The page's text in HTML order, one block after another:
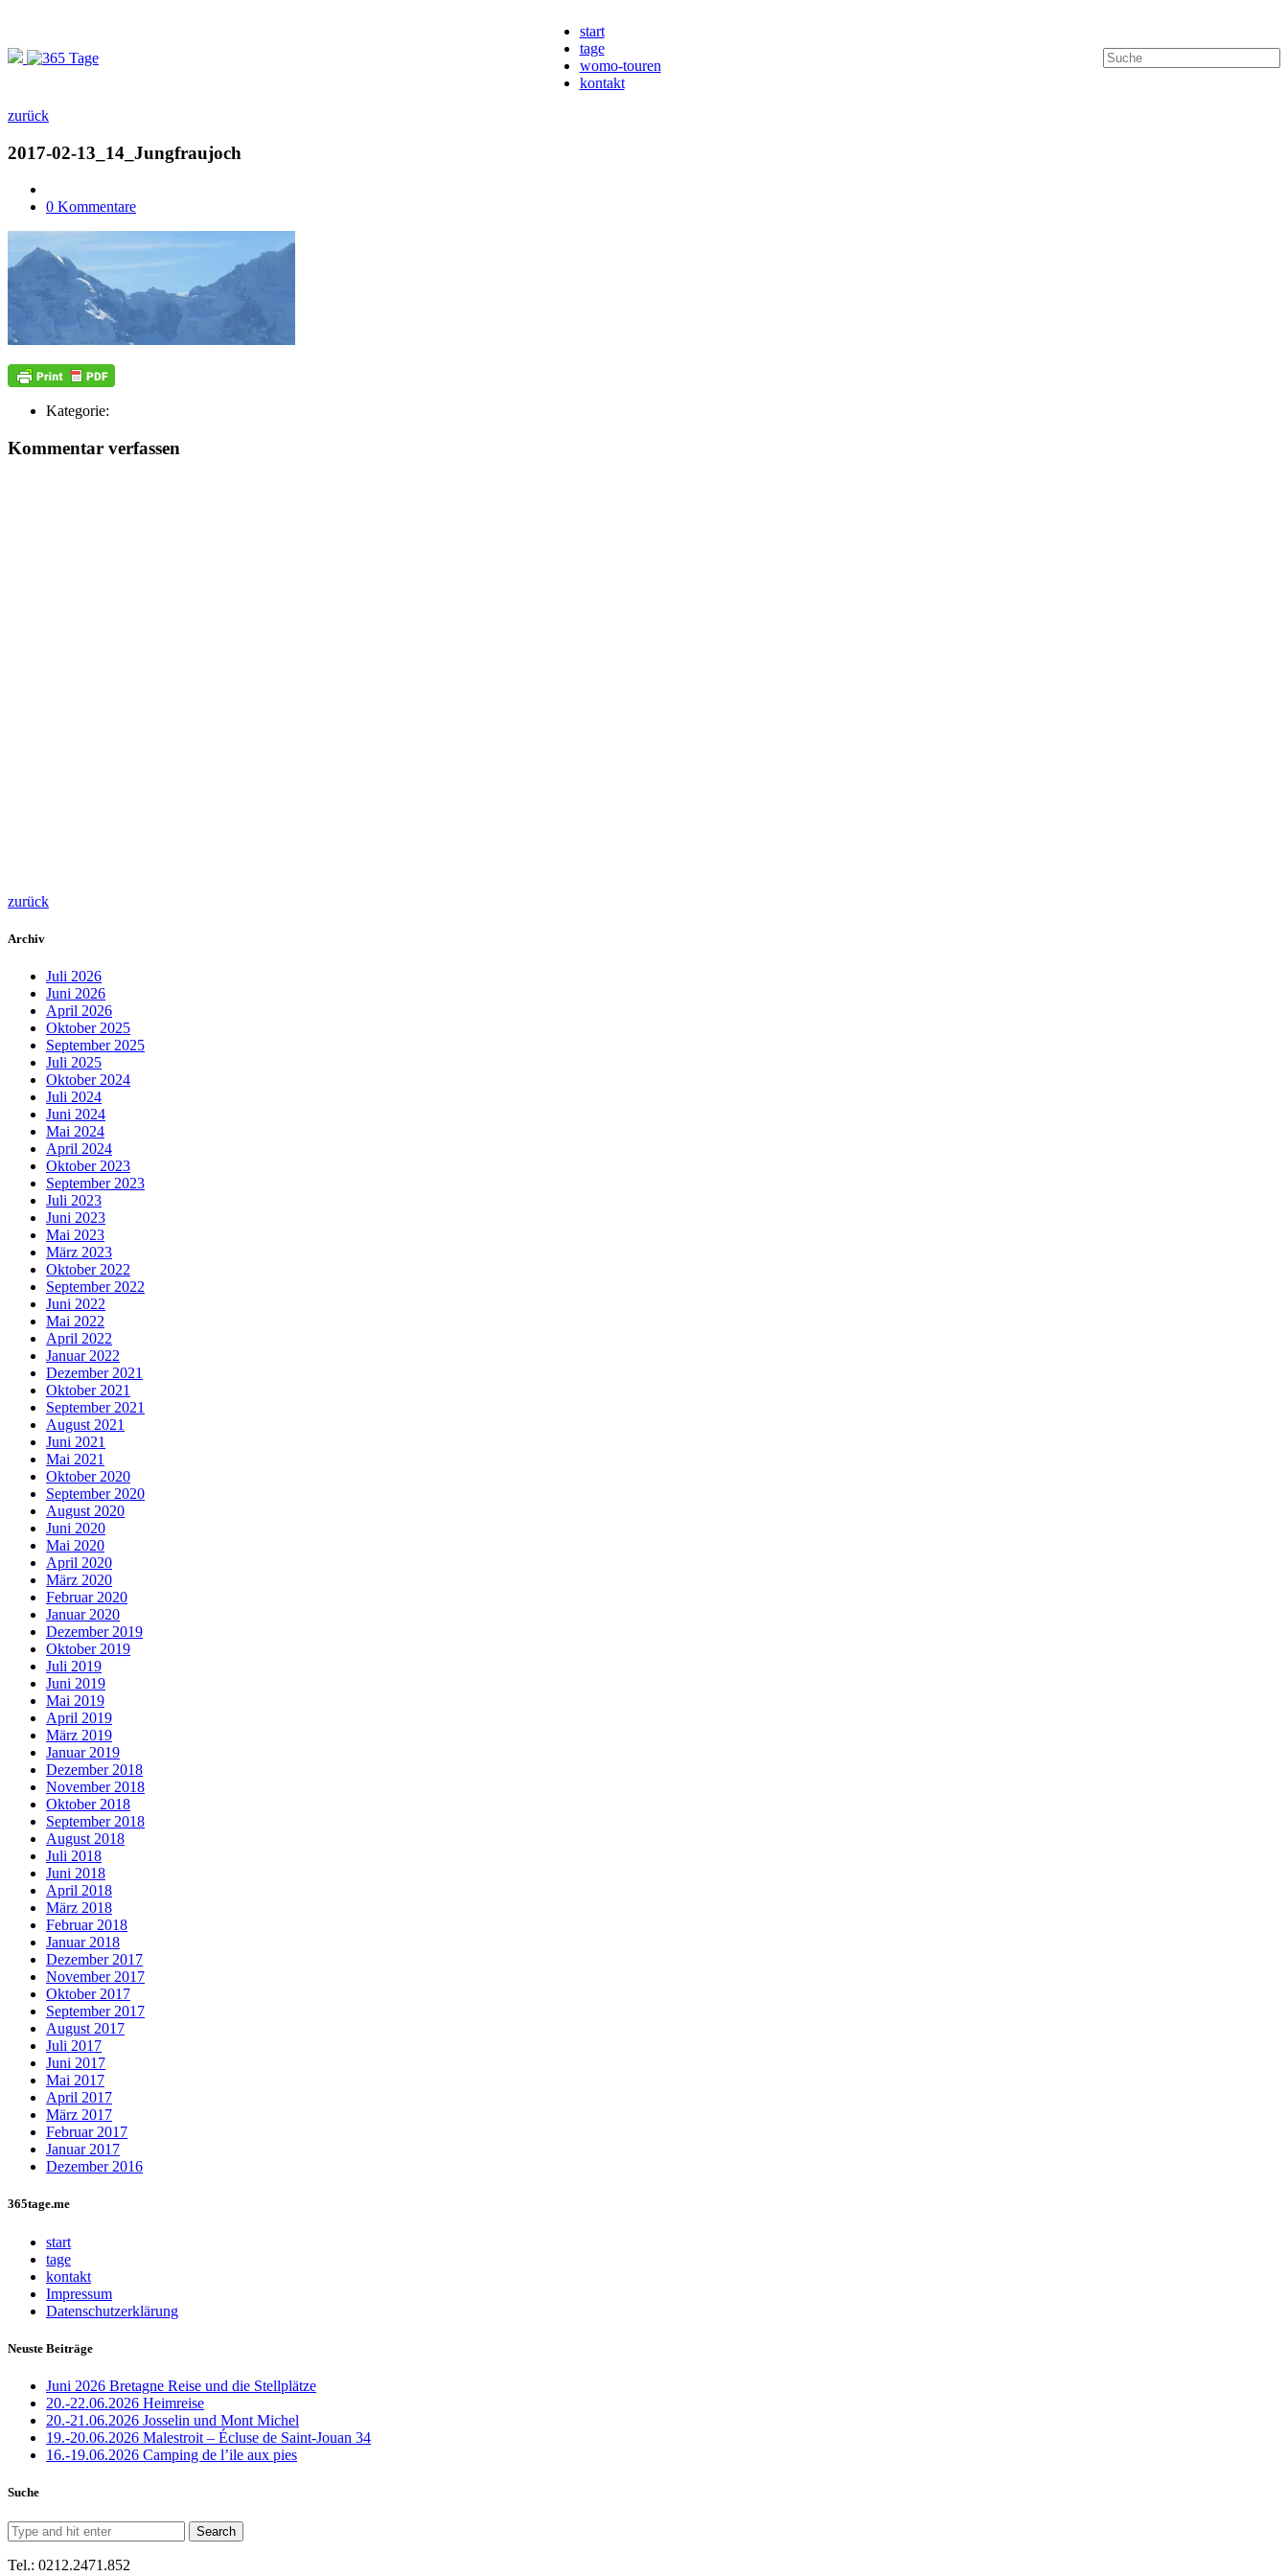
start
tage
womo-touren
kontakt
zurück
2017-02-13_14_Jungfraujoch
0 Kommentare
Kategorie:
Kommentar verfassen
zurück
Archiv
Juli 2026
Juni 2026
April 2026
Oktober 2025
September 2025
Juli 2025
Oktober 2024
Juli 2024
Juni 2024
Mai 2024
April 2024
Oktober 2023
September 2023
Juli 2023
Juni 2023
Mai 2023
März 2023
Oktober 2022
September 2022
Juni 2022
Mai 2022
April 2022
Januar 2022
Dezember 2021
Oktober 2021
September 2021
August 2021
Juni 2021
Mai 2021
Oktober 2020
September 2020
August 2020
Juni 2020
Mai 2020
April 2020
März 2020
Februar 2020
Januar 2020
Dezember 2019
Oktober 2019
Juli 2019
Juni 2019
Mai 2019
April 2019
März 2019
Januar 2019
Dezember 2018
November 2018
Oktober 2018
September 2018
August 2018
Juli 2018
Juni 2018
April 2018
März 2018
Februar 2018
Januar 2018
Dezember 2017
November 2017
Oktober 2017
September 2017
August 2017
Juli 2017
Juni 2017
Mai 2017
April 2017
März 2017
Februar 2017
Januar 2017
Dezember 2016
365tage.me
start
tage
kontakt
Impressum
Datenschutzerklärung
Neuste Beiträge
Juni 2026 Bretagne Reise und die Stellplätze
20.-22.06.2026 Heimreise
20.-21.06.2026 Josselin und Mont Michel
19.-20.06.2026 Malestroit – Écluse de Saint-Jouan 34
16.-19.06.2026 Camping de l’ile aux pies
Suche
Tel.: 0212.2471.852